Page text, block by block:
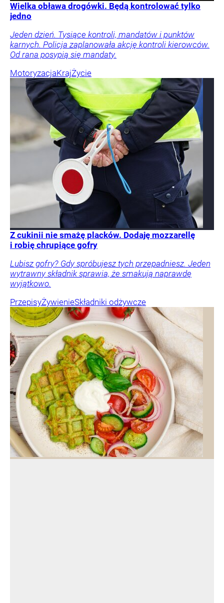
Wielka obława drogówki. Będą kontrolować tylko
jedno
Jeden dzień. Tysiące kontroli, mandatów i punktów
karnych. Policja zaplanowała akcję kontroli kierowców.
Od rana posypią się mandaty.
MotoryzacjaKrajŻycie
Z cukinii nie smażę placków. Dodaję mozzarellę
i robię chrupiące gofry
Lubisz gofry? Gdy spróbujesz tych przepadniesz. Jeden
wytrawny składnik sprawia, że smakują naprawdę
wyjątkowo.
PrzepisyŻywienieSkładniki odżywcze